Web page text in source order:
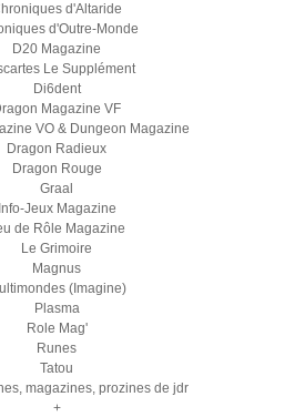
d'Altaride
d'Outre-Monde
D20 Magazine
Le Supplément
Di6dent
Magazine VF
VO & Dungeon Magazine
Dragon Radieux
Dragon Rouge
Graal
Info-Jeux Magazine
de Rôle Magazine
Le Grimoire
Magnus
(Imagine)
Plasma
Role Mag'
Runes
Tatou
magazines, prozines de jdr
+